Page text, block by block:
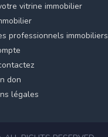
vitrine immobilier
professionnels immobiliers
don
légales